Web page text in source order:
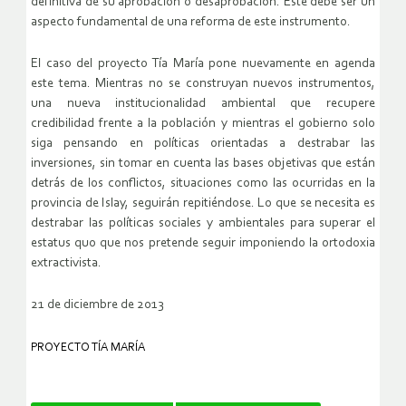
aspecto fundamental de una reforma de este instrumento.
El caso del proyecto Tía María pone nuevamente en agenda
este tema. Mientras no se construyan nuevos instrumentos,
una nueva institucionalidad ambiental que recupere
credibilidad frente a la población y mientras el gobierno solo
siga pensando en políticas orientadas a destrabar las
inversiones, sin tomar en cuenta las bases objetivas que están
detrás de los conflictos, situaciones como las ocurridas en la
provincia de Islay, seguirán repitiéndose. Lo que se necesita es
destrabar las políticas sociales y ambientales para superar el
estatus quo que nos pretende seguir imponiendo la ortodoxia
extractivista.
21 de diciembre de 2013
PROYECTO TÍA MARÍA